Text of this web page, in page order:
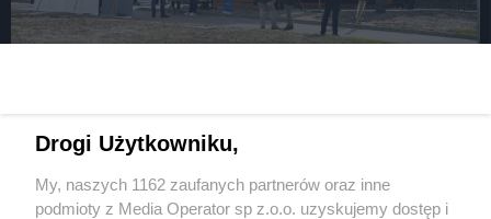
Kolejny powód, by odwiedzić Park Repecki
Wydawca mediów lokalnych
Drogi Użytkowniku,
My, naszych 1162 zaufanych partnerów oraz inne
podmioty z Media Operator sp z.o.o. uzyskujemy dostęp i